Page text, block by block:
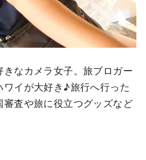
なカメラ女子。旅ブロガー
イが大好き♪旅行へ行った
査や旅に役立つグッズなど